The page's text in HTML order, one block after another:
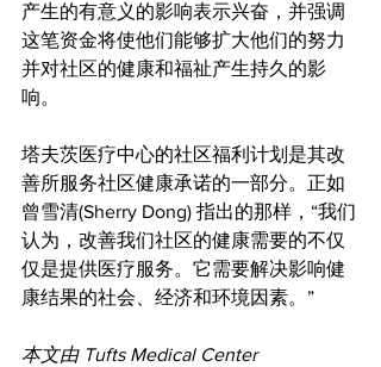
产生的有意义的影响表示兴奋，并强调
这笔资金将使他们能够扩大他们的努力
并对社区的健康和福祉产生持久的影
响。
塔夫茨医疗中心的社区福利计划是其改
善所服务社区健康承诺的一部分。正如
曾雪清(Sherry Dong) 指出的那样，“我们
认为，改善我们社区的健康需要的不仅
仅是提供医疗服务。它需要解决影响健
康结果的社会、经济和环境因素。”
本文由 Tufts Medical Center